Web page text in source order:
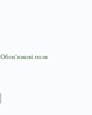
Обов’язкові поля